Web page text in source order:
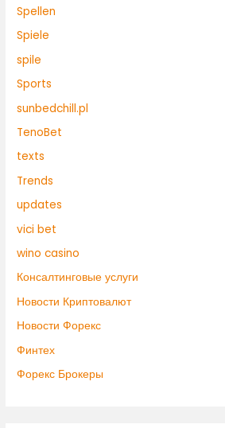
Spellen
Spiele
spile
Sports
sunbedchill.pl
TenoBet
texts
Trends
updates
vici bet
wino casino
Консалтинговые услуги
Новости Криптовалют
Новости Форекс
Финтех
Форекс Брокеры